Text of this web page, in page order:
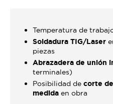
Temperatura de
Soldadura TIG/Laser
piezas
Abrazadera de unión
terminales)
Posibilidad de corte
medida en obra